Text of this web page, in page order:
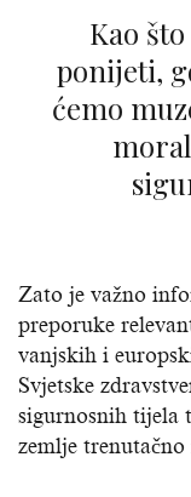
Kao što planiramo što ćemo
ponijeti,
ćemo
Zato je važno
preporuke
vanjskih i
Svjetske
sigurnosnih tijela
zemlje trenutačno